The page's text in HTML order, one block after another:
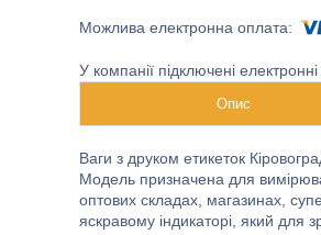
У компанії підключені
Опис
Ваги з друком етикеток
Модель призначена для
оптових складах, магазинах,
яскравому індикаторі, який для